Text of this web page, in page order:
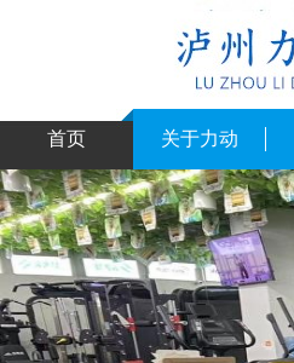
首页 关于力动